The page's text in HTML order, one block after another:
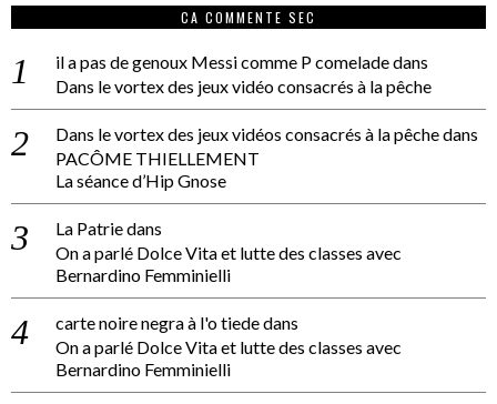
CA COMMENTE SEC
il a pas de genoux Messi comme P comeladedans
Dans le vortex des jeux vidéo consacrés à la pêche
Dans le vortex des jeux vidéos consacrés à la pêchedans
PACÔME THIELLEMENT
La séance d’Hip Gnose
La Patriedans
On a parlé Dolce Vita et lutte des classes avec
Bernardino Femminielli
carte noire negra à l'o tiededans
On a parlé Dolce Vita et lutte des classes avec
Bernardino Femminielli